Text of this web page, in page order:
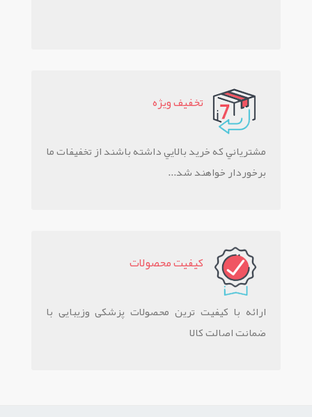
تخفيف ويژه
مشترياني که خريد بالايي داشته باشند از تخفيفات ما
برخوردار خواهند شد...
کيفيت محصولات
ارائه با کیفیت ترین محصولات پزشکی وزیبایی با
ضمانت اصالت کالا